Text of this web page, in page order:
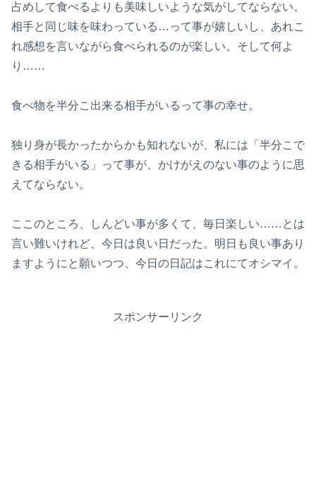
占めして食べるよりも美味しいような気がしてならない。
相手と同じ味を味わっている…って事が嬉しいし、あれこ
れ感想を言いながら食べられるのが楽しい。そして何よ
り……
食べ物を半分こ出来る相手がいるって事の幸せ。
独り身が長かったからかも知れないが、私には「半分こで
きる相手がいる」って事が、かけがえのない事のように思
えてならない。
ここのところ、しんどい事が多くて、毎日楽しい……とは
言い難いけれど、今日は良い日だった。明日も良い事あり
ますようにと願いつつ、今日の日記はこれにてオシマイ。
スポンサーリンク